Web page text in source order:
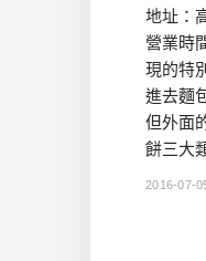
地址：
營業
現的特
進去麵
但外面
餅三大
2016-07-